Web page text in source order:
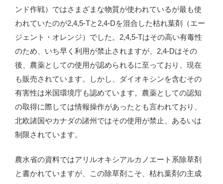
ンド作戦）ではさまざまな物質が使われているが最も使
われていたのが2,4,5-Tと2,4-Dを混合した枯れ葉剤（エー
ジェント・オレンジ）でした。2,4,5-Tはその高い有毒性
のため、いち早く利用が禁止されますが、2,4-Dはその
後、農薬としての使用が認められるに至っており、現在
も販売されています。しかし、ダイオキシンを含むその
有害性は米国環境庁も認めています。農薬としての認知
の取得に際しては情報操作があったとも言われており、
北欧諸国やカナダの諸州ではその使用が禁止、あるいは
制限されています。
農水省の資料ではアリルオキシアルカノエート系除草剤
と書かれていますが、この除草剤こそ、枯れ葉剤の主成